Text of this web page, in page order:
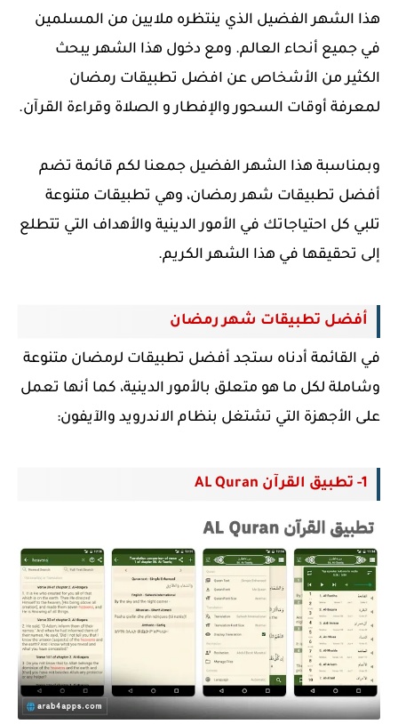
هذا الشهر الفضيل الذي ينتظره ملايين من المسلمين
في جميع أنحاء العالم. ومع دخول هذا الشهر يبحث
الكثير من الأشخاص عن افضل تطبيقات رمضان
لمعرفة أوقات السحور والإفطار و الصلاة وقراءة القرآن.
وبمناسبة هذا الشهر الفضيل جمعنا لكم قائمة تضم
أفضل تطبيقات شهر رمضان، وهي تطبيقات متنوعة
تلبي كل احتياجاتك في الأمور الدينية والأهداف التي تتطلع
إلى تحقيقها في هذا الشهر الكريم.
أفضل تطبيقات شهر رمضان
في القائمة أدناه ستجد أفضل تطبيقات لرمضان متنوعة
وشاملة لكل ما هو متعلق بالأمور الدينية، كما أنها تعمل
على الأجهزة التي تشتغل بنظام الاندرويد والآيفون:
1- تطبيق القرآن AL Quran